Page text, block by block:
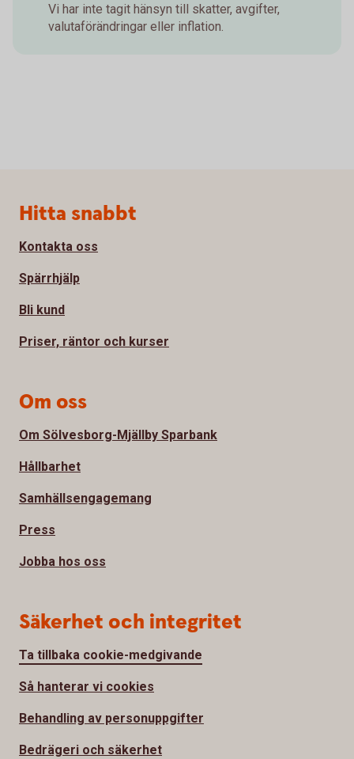
Vi har inte tagit hänsyn till skatter, avgifter,
valutaförändringar eller inflation.
Sidfot
Hitta snabbt
Kontakta oss
Spärrhjälp
Bli kund
Priser, räntor och kurser
Om oss
Om Sölvesborg-Mjällby Sparbank
Hållbarhet
Samhällsengagemang
Press
Jobba hos oss
Säkerhet och integritet
Ta tillbaka cookie-medgivande
Så hanterar vi cookies
Behandling av personuppgifter
Bedrägeri och säkerhet